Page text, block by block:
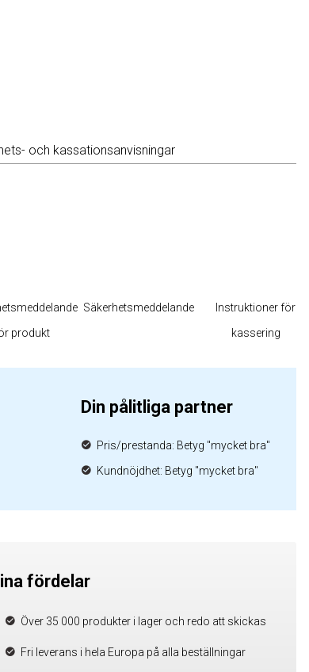
och kassationsanvisningar
produkt
Säkerhetsmeddelande
Instruktioner för
kassering
Din pålitliga partner
Pris/prestanda: Betyg "mycket bra"
Kundnöjdhet: Betyg "mycket bra"
fördelar
Över 35 000 produkter i lager och redo att skickas
Fri leverans i hela Europa på alla beställningar